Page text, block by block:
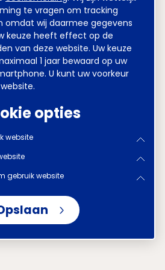
te vragen om tracking
omdat wij daarmee gegevens
keuze heeft effect op de
van deze website. Uw keuze
1 jaar bewaard op uw
U kunt uw voorkeur
opties
website
gebruik website